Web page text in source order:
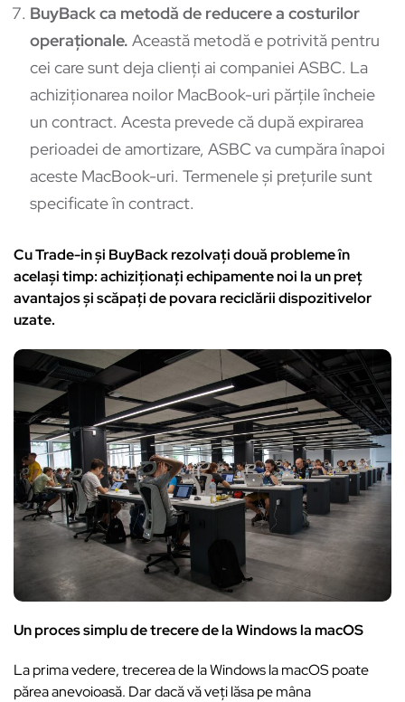
BuyBack ca metodă de reducere a costurilor
operaționale. Această metodă e potrivită pentru
cei care sunt deja clienți ai companiei ASBC. La
achiziționarea noilor MacBook-uri părțile încheie
un contract. Acesta prevede că după expirarea
perioadei de amortizare, ASBC va cumpăra înapoi
aceste MacBook-uri. Termenele și prețurile sunt
specificate în contract.
Cu Trade-in și BuyBack rezolvaţi două probleme în
același timp: achiziționați echipamente noi la un preț
avantajos și scăpaţi de povara reciclării dispozitivelor
uzate.
Un proces simplu de trecere de la Windows la macOS
La prima vedere, trecerea de la Windows la macOS poate
părea anevoioasă. Dar dacă vă veți lăsa pe mâna